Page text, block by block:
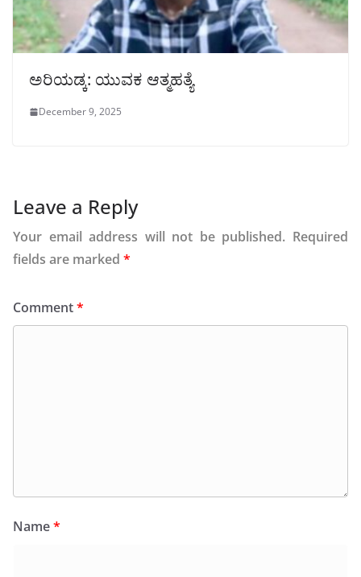
ಅರಿಯಡ್ಕ: ಯುವಕ ಆತ್ಮಹತ್ಯೆ
December 9, 2025
Leave a Reply
Your email address will not be published. Required
fields are marked *
Comment*
Name*